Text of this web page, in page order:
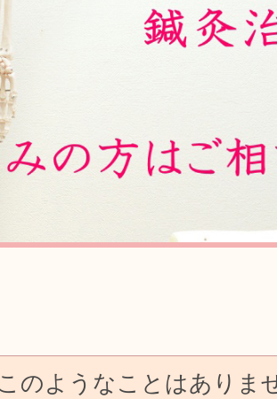
このようなことはありま